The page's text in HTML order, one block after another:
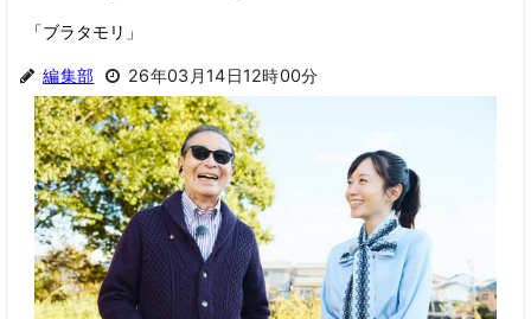
「ブラタモリ」
編集部 26年03月14日12時00分